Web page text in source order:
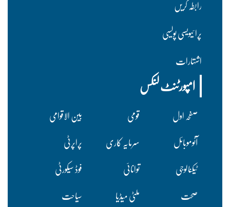
رابطہ کریں
پرا ئیویسی پولسیی
اشتہارات
امپورٹنٹ لنکس
صفحہ اول قومی
بین الاقوامی
آٹوموبائل
سرمایہ کاری
پراپرٹی
ٹیکنالوجی
توانائی
فوڈ سیکورٹی
صحت
ملٹی میڈیا سیاحت